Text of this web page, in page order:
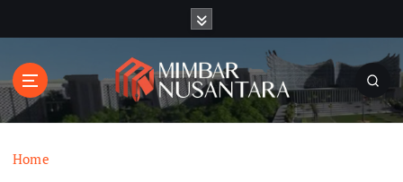
t
o
Home